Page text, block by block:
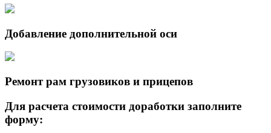
Добавление дополнительной оси
Ремонт рам грузовиков и прицепов
Для расчета стоимости доработки заполните
форму: